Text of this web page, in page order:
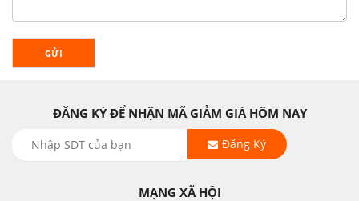
GỬI
ĐĂNG KÝ ĐỂ NHẬN MÃ GIẢM GIÁ HÔM NAY
Đăng Ký
MẠNG XÃ HỘI